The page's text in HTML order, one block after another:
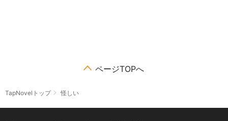
ページTOPへ
TapNovelトップ 怪しい